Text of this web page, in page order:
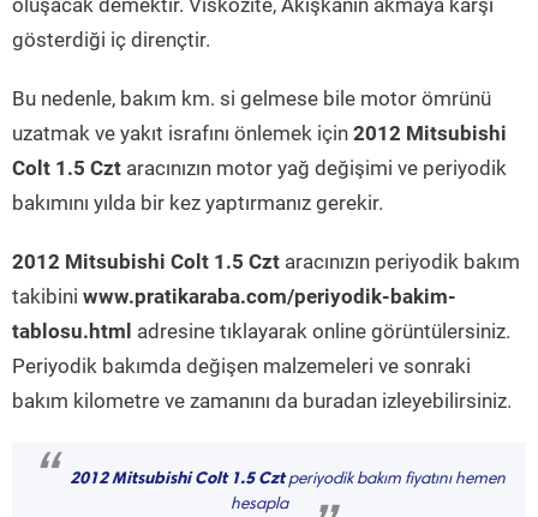
oluşacak demektir. Viskozite, Akışkanın akmaya karşı
gösterdiği iç dirençtir.
Bu nedenle, bakım km. si gelmese bile motor ömrünü
uzatmak ve yakıt israfını önlemek için 2012 Mitsubishi
Colt 1.5 Czt aracınızın motor yağ değişimi ve periyodik
bakımını yılda bir kez yaptırmanız gerekir.
2012 Mitsubishi Colt 1.5 Czt aracınızın periyodik bakım
takibini www.pratikaraba.com/periyodik-bakim-
tablosu.html adresine tıklayarak online görüntülersiniz.
Periyodik bakımda değişen malzemeleri ve sonraki
bakım kilometre ve zamanını da buradan izleyebilirsiniz.
“ 2012 Mitsubishi Colt 1.5 Cztperiyodik bakım fiyatını hemen
hesapla